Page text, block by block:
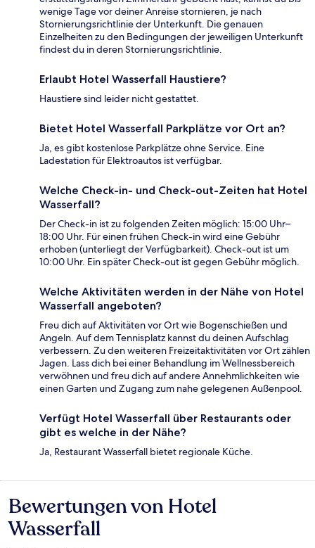
wenige Tage vor deiner Anreise stornieren, je nach
Stornierungsrichtlinie der Unterkunft. Die genauen
Einzelheiten zu den Bedingungen der jeweiligen Unterkunft
findest du in deren Stornierungsrichtlinie.
Erlaubt Hotel Wasserfall Haustiere?
Haustiere sind leider nicht gestattet.
Bietet Hotel Wasserfall Parkplätze vor Ort an?
Ja, es gibt kostenlose Parkplätze ohne Service. Eine
Ladestation für Elektroautos ist verfügbar.
Welche Check-in- und Check-out-Zeiten hat Hotel
Wasserfall?
Der Check-in ist zu folgenden Zeiten möglich: 15:00 Uhr–
18:00 Uhr. Für einen frühen Check-in wird eine Gebühr
erhoben (unterliegt der Verfügbarkeit). Check-out ist um
10:00 Uhr. Ein später Check-out ist gegen Gebühr möglich.
Welche Aktivitäten werden in der Nähe von Hotel
Wasserfall angeboten?
Freu dich auf Aktivitäten vor Ort wie Bogenschießen und
Angeln. Auf dem Tennisplatz kannst du deinen Aufschlag
verbessern. Zu den weiteren Freizeitaktivitäten vor Ort zählen
Jagen. Lass dich bei einer Behandlung im Wellnessbereich
verwöhnen und freu dich auf andere Annehmlichkeiten wie
einen Garten und Zugang zum nahe gelegenen Außenpool.
Verfügt Hotel Wasserfall über Restaurants oder
gibt es welche in der Nähe?
Ja, Restaurant Wasserfall bietet regionale Küche.
Bewertungen
Bewertungen von Hotel
Wasserfall